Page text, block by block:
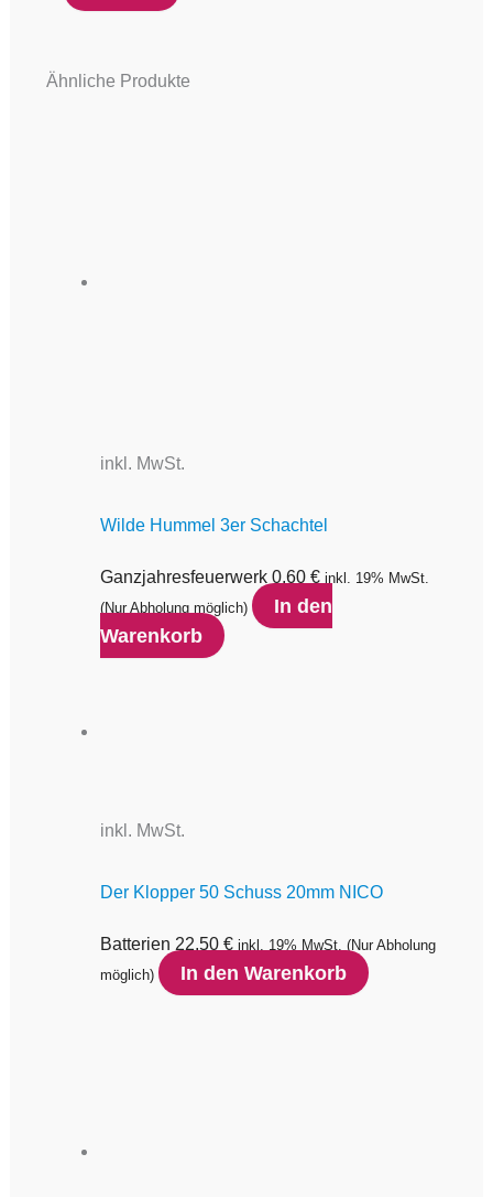
Ähnliche Produkte
inkl. MwSt.
Wilde Hummel 3er Schachtel
Ganzjahresfeuerwerk 0,60 € inkl. 19% MwSt.
(Nur Abholung möglich)
In den
Warenkorb
inkl. MwSt.
Der Klopper 50 Schuss 20mm NICO
Batterien 22,50 € inkl. 19% MwSt. (Nur Abholung
möglich)
In den Warenkorb